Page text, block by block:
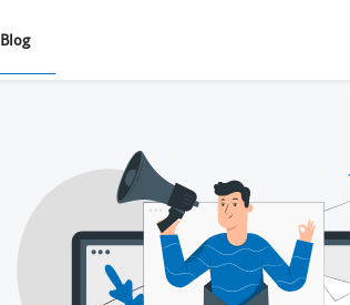
Blog